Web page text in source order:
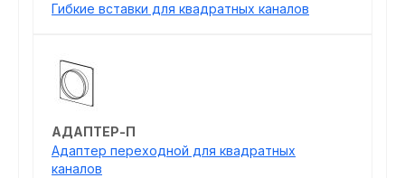
Гибкие вставки для квадратных каналов
АДАПТЕР-П
Адаптер переходной для квадратных
каналов